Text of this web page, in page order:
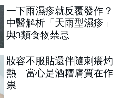
一下雨濕疹就反覆發作？
中醫解析「天雨型濕疹」
與3類食物禁忌
妝容不服貼還伴隨刺癢灼
熱 當心是酒糟膚質在作
祟